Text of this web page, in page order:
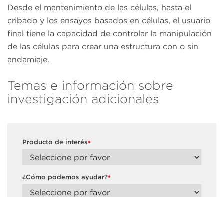
Desde el mantenimiento de las células, hasta el
cribado y los ensayos basados en células, el usuario
final tiene la capacidad de controlar la manipulación
de las células para crear una estructura con o sin
andamiaje.
Temas e información sobre
investigación adicionales
*
Producto de interés
*
¿Cómo podemos ayudar?